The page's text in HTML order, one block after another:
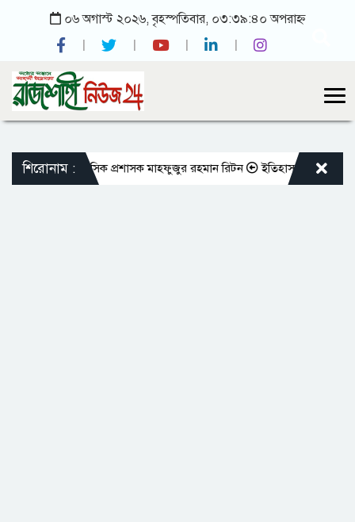
০৬ অগাস্ট ২০২৬, বৃহস্পতিবার, ০৩:৩৯:৪০ অপরাহ্ন
শিরোনাম :
জানালেন রাসিক প্রশাসক মাহফুজুর রহমান রিটন ইতিহাস-ঐতিহ্যের সাক্ষী